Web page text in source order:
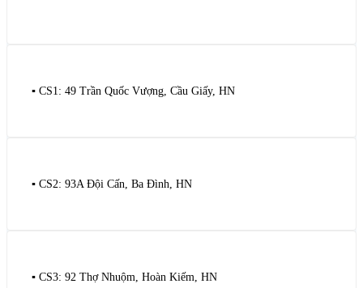
▪️ CS1: 49 Trần Quốc Vượng, Cầu Giấy, HN
▪️ CS2: 93A Đội Cấn, Ba Đình, HN
▪️ CS3: 92 Thợ Nhuộm, Hoàn Kiếm, HN